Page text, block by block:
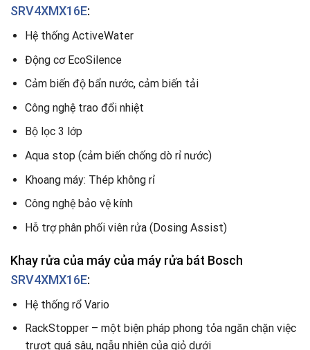
SRV4XMX16E:
Hệ thống ActiveWater
Động cơ EcoSilence
Cảm biến độ bẩn nước, cảm biến tải
Công nghệ trao đổi nhiệt
Bộ lọc 3 lớp
Aqua stop (cảm biến chống dò rỉ nước)
Khoang máy: Thép không rỉ
Công nghệ bảo vệ kính
Hỗ trợ phân phối viên rửa (Dosing Assist)
Khay rửa của máy của máy rửa bát Bosch
SRV4XMX16E:
Hệ thống rổ Vario
RackStopper – một biện pháp phong tỏa ngăn chặn việc
trượt quá sâu, ngẫu nhiên của giỏ dưới